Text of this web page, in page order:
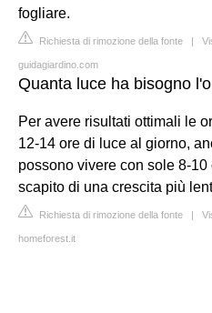
fogliare.
Richiesta di rimozione della fonte |
guidagiardino.com
Quanta luce ha bisogno
Per avere risultati ottimali le
12-14 ore di luce al giorno,
possono vivere con sole 8-
scapito di una crescita più
Richiesta di rimozione della fonte |
homeforest.it